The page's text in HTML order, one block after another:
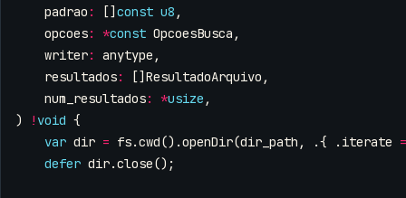
padrao : [] const u8 ,
opcoes: *const OpcoesBusca ,
writer: anytype ,
resultados: [] ResultadoArquivo ,
num_resultados: *usize ,
)
! void {
var dir = fs.cwd().openDir(dir_path , .{ . iterate =
defer dir.close();